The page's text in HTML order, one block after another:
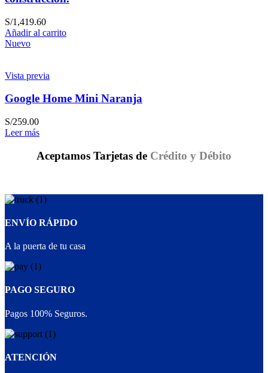
S/1,419.60
Añadir al carrito
Nuevo
Vista previa
Google Home Mini Naranja
S/259.00
Leer más
Aceptamos Tarjetas de Crédito y Débito
ENVÍO RÁPIDO
A la puerta de tu casa
PAGO SEGURO
Pagos 100% Seguros.
ATENCIÓN